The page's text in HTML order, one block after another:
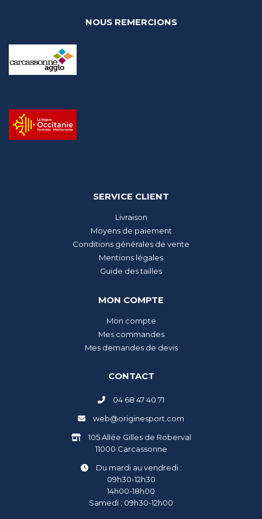
NOUS REMERCIONS
SERVICE CLIENT
Livraison
Moyens de paiement
Conditions générales de vente
Mentions légales
Guide des tailles
MON COMPTE
Mon compte
Mes commandes
Mes demandes de devis
CONTACT
04 68 47 40 71
web@originesport.com
105 Allée Gilles de Roberval
11000 Carcassonne
Du mardi au vendredi :
09h30-12h30
14h00-18h00
Samedi : 09h30-12h00